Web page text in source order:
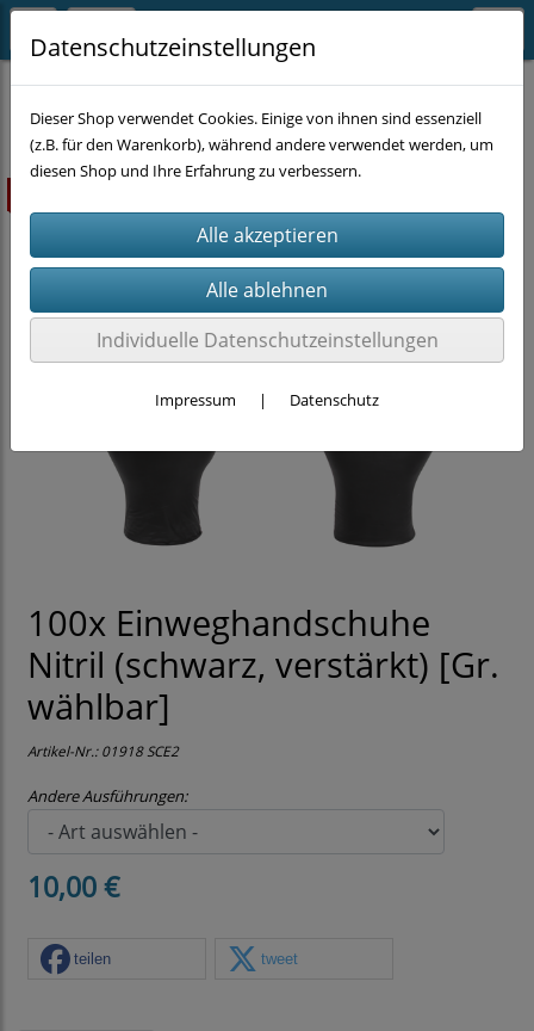
ARBEITSKLEIDUNG Handschuhe
100x Einweghandschuhe
Nitril (schwarz, verstärkt) [Gr.
wählbar]
Artikel-Nr.:01918 SCE2
Andere Ausführungen:
10,00 €
teilen tweet
Datenschutzeinstellungen
Dieser Shop verwendet Cookies. Einige von ihnen sind essenziell
(z.B. für den Warenkorb), während andere verwendet werden, um
diesen Shop und Ihre Erfahrung zu verbessern.
Individuelle Datenschutzeinstellungen
Impressum | Datenschutz